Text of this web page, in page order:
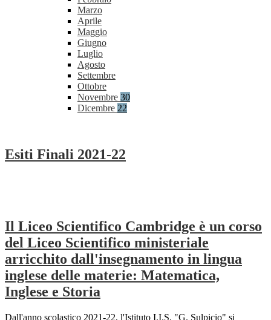
Marzo
Aprile
Maggio
Giugno
Luglio
Agosto
Settembre
Ottobre
Novembre 30
Dicembre 22
Esiti Finali 2021-22
Il Liceo Scientifico Cambridge è un corso
del Liceo Scientifico ministeriale
arricchito dall'insegnamento in lingua
inglese delle materie: Matematica,
Inglese e Storia
Dall'anno scolastico 2021-22, l'Istituto I.I.S. "G. Sulpicio" si